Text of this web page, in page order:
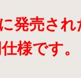
発売さ
様です。